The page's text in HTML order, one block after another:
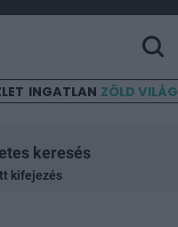
INGATLAN ZÖLD VILÁG
keresés
kifejezés